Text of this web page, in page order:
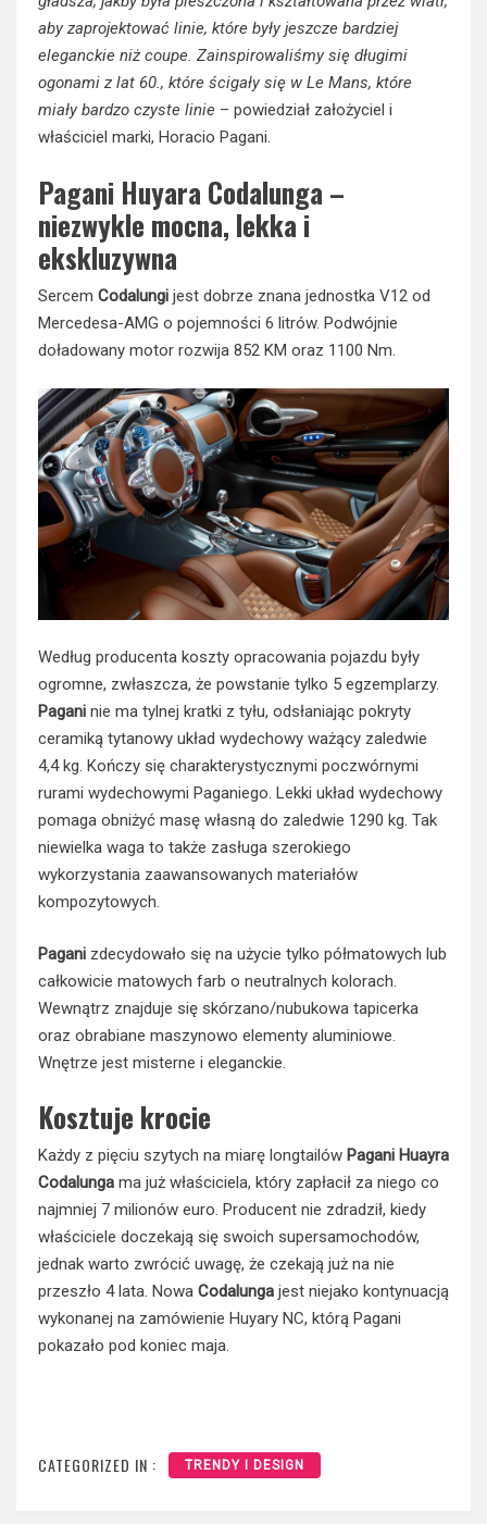
aby zaprojektować linie, które były jeszcze bardziej
eleganckie niż coupe. Zainspirowaliśmy się długimi
ogonami z lat 60., które ścigały się w Le Mans, które
miały bardzo czyste linie – powiedział założyciel i
właściciel marki, Horacio Pagani.
Pagani Huyara Codalunga –
niezwykle mocna, lekka i
ekskluzywna
Sercem Codalungi jest dobrze znana jednostka V12 od
Mercedesa-AMG o pojemności 6 litrów. Podwójnie
doładowany motor rozwija 852 KM oraz 1100 Nm.
Według producenta koszty opracowania pojazdu były
ogromne, zwłaszcza, że powstanie tylko 5 egzemplarzy.
Pagani nie ma tylnej kratki z tyłu, odsłaniając pokryty
ceramiką tytanowy układ wydechowy ważący zaledwie
4,4 kg. Kończy się charakterystycznymi poczwórnymi
rurami wydechowymi Paganiego. Lekki układ wydechowy
pomaga obniżyć masę własną do zaledwie 1290 kg. Tak
niewielka waga to także zasługa szerokiego
wykorzystania zaawansowanych materiałów
kompozytowych.
Pagani zdecydowało się na użycie tylko półmatowych lub
całkowicie matowych farb o neutralnych kolorach.
Wewnątrz znajduje się skórzano/nubukowa tapicerka
oraz obrabiane maszynowo elementy aluminiowe.
Wnętrze jest misterne i eleganckie.
Kosztuje krocie
Każdy z pięciu szytych na miarę longtailów Pagani Huayra
Codalunga ma już właściciela, który zapłacił za niego co
najmniej 7 milionów euro. Producent nie zdradził, kiedy
właściciele doczekają się swoich supersamochodów,
jednak warto zwrócić uwagę, że czekają już na nie
przeszło 4 lata. Nowa Codalunga jest niejako kontynuacją
wykonanej na zamówienie Huyary NC, którą Pagani
pokazało pod koniec maja.
CATEGORIZED IN : TRENDY I DESIGN